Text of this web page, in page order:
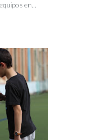
en...